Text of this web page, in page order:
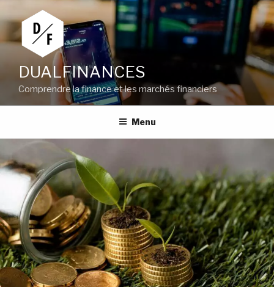
au
contenu
principal
DUALFINANCES
Comprendre la finance et les marchés financiers
Menu